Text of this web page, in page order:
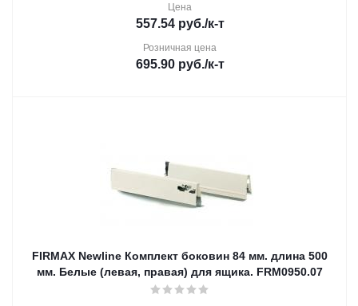
Цена
557.54руб./к-т
Розничная цена
695.90руб./к-т
FIRMAX Newline Комплект боковин 84 мм. длина 500
мм. Белые (левая, правая) для ящика. FRM0950.07